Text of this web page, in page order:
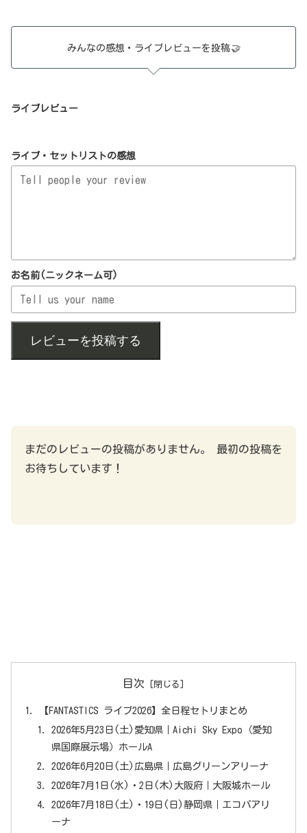
みんなの感想・ライブレビューを投稿🤝
ライブレビュー
ライブ・セットリストの感想
お名前(ニックネーム可)
レビューを投稿する
まだのレビューの投稿がありません。 最初の投稿を
お待ちしています！
目次
【FANTASTICS ライブ2026】全日程セトリまとめ
2026年5月23日(土)愛知県｜Aichi Sky Expo（愛知
県国際展示場）ホールA
2026年6月20日(土)広島県｜広島グリーンアリーナ
2026年7月1日(水)・2日(木)大阪府｜大阪城ホール
2026年7月18日(土)・19日(日)静岡県｜エコパアリ
ーナ